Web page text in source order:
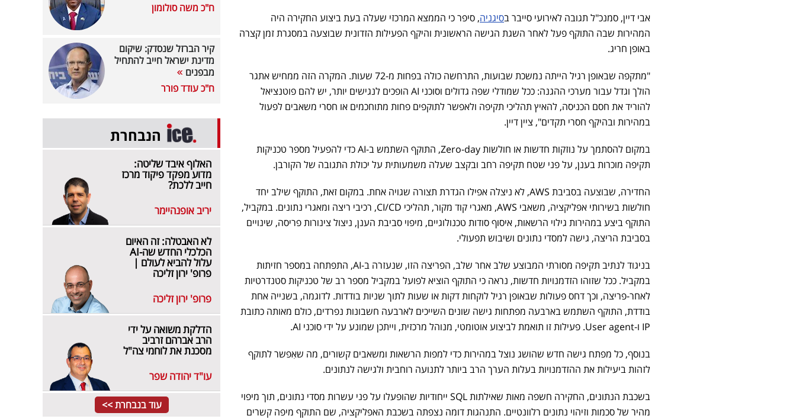
אבי דיין, סמנכ"ל תגובה לאירועי סייבר בסיגניה, סיפר כי הממצא המרכזי שעלה בעת ביצוע החקירה היה
המהירות שבה התוקף פעל לאחר השגת הגישה הראשונית והיקף הפעילות הזדונית שבוצעה במסגרת זמן קצרה
באופן חריג.
"מתקפה שבאופן רגיל הייתה נמשכת שבועות, התרחשה כולה בפחות מ-72 שעות. המקרה הזה ממחיש אתגר
הולך וגדל עבור מערכי ההגנה: ככל שמודלי שפה גדולים וסוכני AI הופכים לנגישים יותר, יש להם פוטנציאל
להוריד את חסם הכניסה, להאיץ תהליכי תקיפה ולאפשר לתוקפים פחות מתוחכמים או חסרי משאבים לפעול
במהירות ובהיקף חסרי תקדים", ציין דיין.
במקום להסתמך על נוזקות חדשות או חולשות Zero-day, התוקף השתמש ב-AI כדי להפעיל מספר טכניקות
תקיפה מוכרות בענן, על פני שטח תקיפה רחב ובקצב שעלה משמעותית על יכולת התגובה של הקורבן.
החדירה, שבוצעה בסביבת AWS, לא ניצלה אפילו הגדרת תצורה שגויה אחת. במקום זאת, התוקף שילב יחד
חולשות בשירותי אפליקציה, משאבי AWS, מאגרי קוד מקור, תהליכי CI/CD, רכיבי ריצה ומאגרי נתונים. במקביל,
התוקף ביצע במהירות גילוי הרשאות, איסוף סודות טכנולוגיים, מיפוי סביבת הענן, ניצול צינורות פריסה, שינויים
בסביבת הריצה, גישה למסדי נתונים ושיבוש תפעולי.
בניגוד לנתיב תקיפה מסורתי המבוצע שלב אחר שלב, הפריצה הזו, שנעזרה ב-AI, התפתחה במספר חזיתות
במקביל. ככל שזוהו הזדמנויות חדשות, נראה כי התוקף הוציא לפועל במקביל מספר רב של טכניקות סטנדרטיות
לאחר-פריצה, וכך דחס פעולות שבאופן רגיל לוקחות דקות או שעות לתוך שניות בודדות. לדוגמה, בשנייה אחת
בודדת, התוקף השתמש בארבעה מפתחות גישה שונים השייכים לארבעה חשבונות נפרדים, כולם מאותה כתובת
IP ו-User agent. פעילות זו תואמת לביצוע אוטומטי, מנוהל מרכזית, וייתכן שמונע על ידי סוכני AI.
בנוסף, כל מפתח גישה חדש שהושג נוצל במהירות כדי למפות הרשאות ומשאבים קשורים, מה שאִפשר לתוקף
לזהות ביעילות את ההזדמנויות בעלות הערך הרב ביותר לתנועה רוחבית ולגישה לנתונים.
בשכבת הנתונים, החקירה חשפה מאות שאילתות SQL ייחודיות שהופעלו על פני עשרות מסדי נתונים, תוך מיפוי
מהיר של סכמות וזיהוי נתונים רלוונטיים. התנהגות דומה נצפתה בשכבת האפליקציה, שם התוקף מיפה קשרים
ח"כ משה סולומון
קיר הברזל שנסדק: שיקום
מדינת ישראל חייב להתחיל
מבפנים
ח"כ עודד פורר
הנבחרת
האלוף איבד שליטה:
מדוע מפקד פיקוד מרכז
חייב ללכת?
יריב אופנהיימר
לא האבטלה: זה האיום
הכלכלי החדש שה-AI
עלול להביא לעולם |
פרופ' ירון זליכה
פרופ' ירון זליכה
הדלקת משואה על ידי
הרב אברהם זרביב
מסכנת את לוחמי צה"ל
עו"ד יהודה שפר
עוד בנבחרת >>